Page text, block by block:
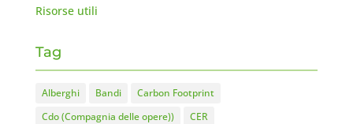
Risorse utili
Tag
Alberghi Bandi
Carbon Footprint
Cdo (Compagnia delle opere))
CER